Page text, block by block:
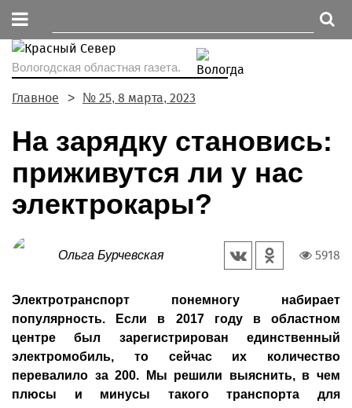
Вологодская областная газета.
Главное № 25, 8 марта, 2023
На зарядку становись:
приживутся ли у нас
электрокары?
Ольга Бурчевская 5918
Электротранспорт понемногу набирает
популярность. Если в 2017 году в областном
центре был зарегистрирован единственный
электромобиль, то сейчас их количество
перевалило за 200. Мы решили выяснить, в чем
плюсы и минусы такого транспорта для